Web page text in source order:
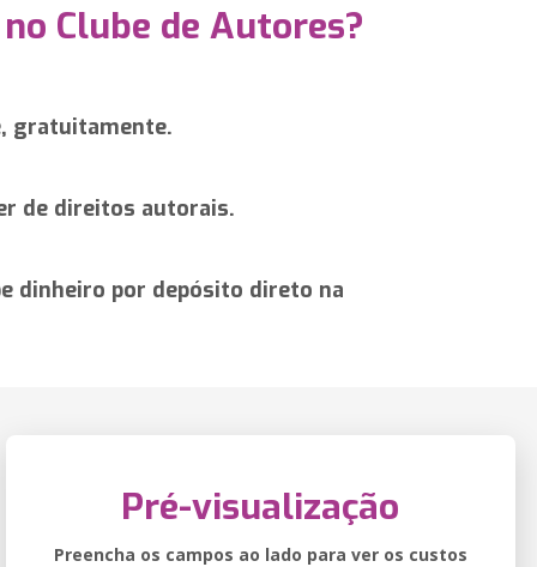
Clube de Autores?
gratuitamente.
de direitos autorais.
dinheiro por depósito direto na
Pré-visualização
Preencha os campos ao lado para ver os custos